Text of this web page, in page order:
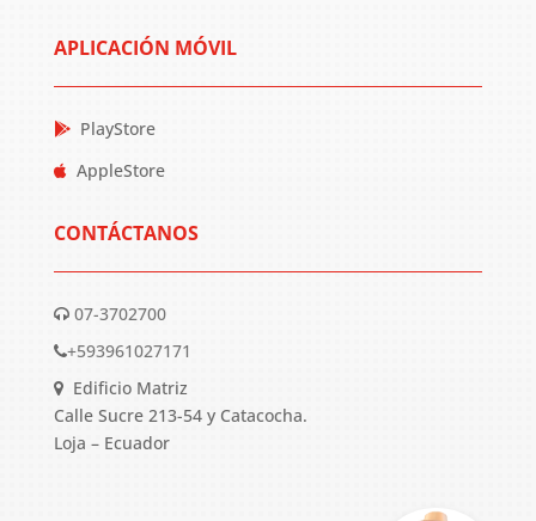
APLICACIÓN MÓVIL
PlayStore
AppleStore
CONTÁCTANOS
07-3702700
+593961027171
Edificio Matriz
Calle Sucre 213-54 y Catacocha.
Loja – Ecuador